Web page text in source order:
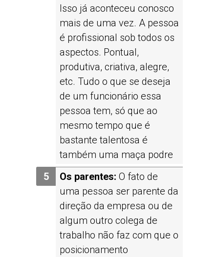
Isso já aconteceu conosco
mais de uma vez. A pessoa
é profissional sob todos os
aspectos. Pontual,
produtiva, criativa, alegre,
etc. Tudo o que se deseja
de um funcionário essa
pessoa tem, só que ao
mesmo tempo que é
bastante talentosa é
também uma maça podre
Os parentes: O fato de
uma pessoa ser parente da
direção da empresa ou de
algum outro colega de
trabalho não faz com que o
posicionamento